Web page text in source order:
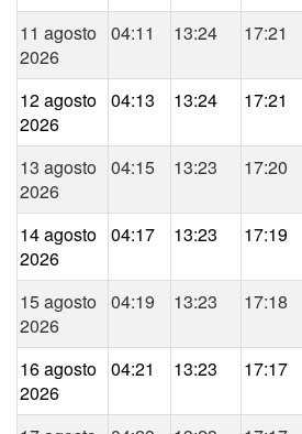
11 agosto
2026
04:11 13:24 17:21
12 agosto
2026
04:13 13:24 17:21
13 agosto
2026
04:15 13:23 17:20
14 agosto
2026
04:17 13:23 17:19
15 agosto
2026
04:19 13:23 17:18
16 agosto
2026
04:21 13:23 17:17